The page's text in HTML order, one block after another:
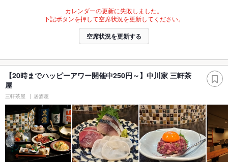
カレンダーの更新に失敗しました。
下記ボタンを押して空席状況を更新してください。
空席状況を更新する
【20時までハッピーアワー開催中250円～】中川家 三軒茶
屋
三軒茶屋 居酒屋